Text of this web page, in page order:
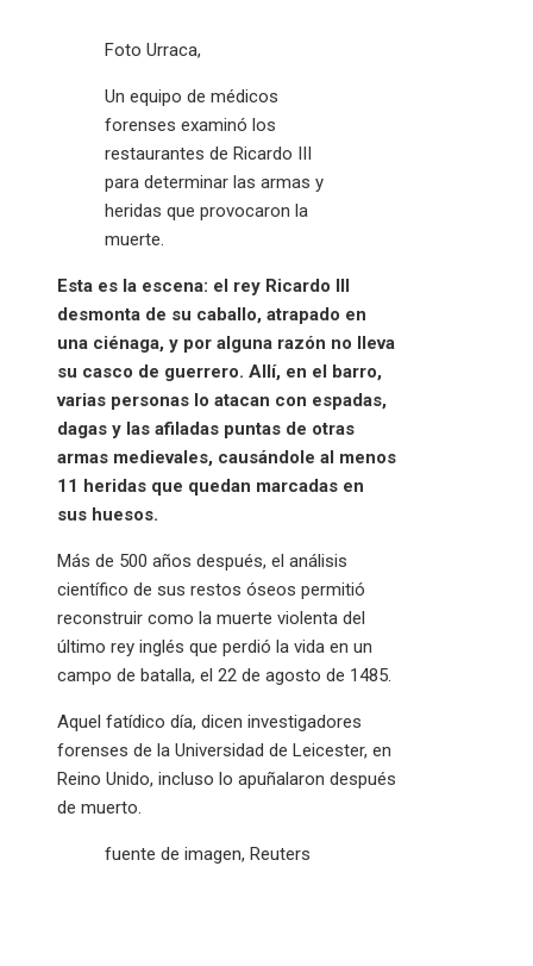
Foto Urraca,
Un equipo de médicos
forenses examinó los
restaurantes de Ricardo III
para determinar las armas y
heridas que provocaron la
muerte.
Esta es la escena: el rey Ricardo III
desmonta de su caballo, atrapado en
una ciénaga, y por alguna razón no lleva
su casco de guerrero. Allí, en el barro,
varias personas lo atacan con espadas,
dagas y las afiladas puntas de otras
armas medievales, causándole al menos
11 heridas que quedan marcadas en
sus huesos.
Más de 500 años después, el análisis
científico de sus restos óseos permitió
reconstruir como la muerte violenta del
último rey inglés que perdió la vida en un
campo de batalla, el 22 de agosto de 1485.
Aquel fatídico día, dicen investigadores
forenses de la Universidad de Leicester, en
Reino Unido, incluso lo apuñalaron después
de muerto.
fuente de imagen, Reuters